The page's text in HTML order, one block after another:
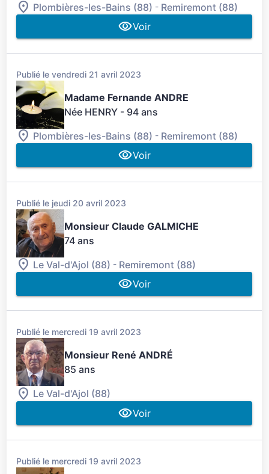
Plombières-les-Bains (88) - Remiremont (88)
Voir
Publié le vendredi 21 avril 2023
Madame Fernande ANDRE
Née HENRY - 94 ans
Plombières-les-Bains (88) - Remiremont (88)
Voir
Publié le jeudi 20 avril 2023
Monsieur Claude GALMICHE
74 ans
Le Val-d'Ajol (88) - Remiremont (88)
Voir
Publié le mercredi 19 avril 2023
Monsieur René ANDRÉ
85 ans
Le Val-d'Ajol (88)
Voir
Publié le mercredi 19 avril 2023